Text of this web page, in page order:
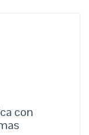
con